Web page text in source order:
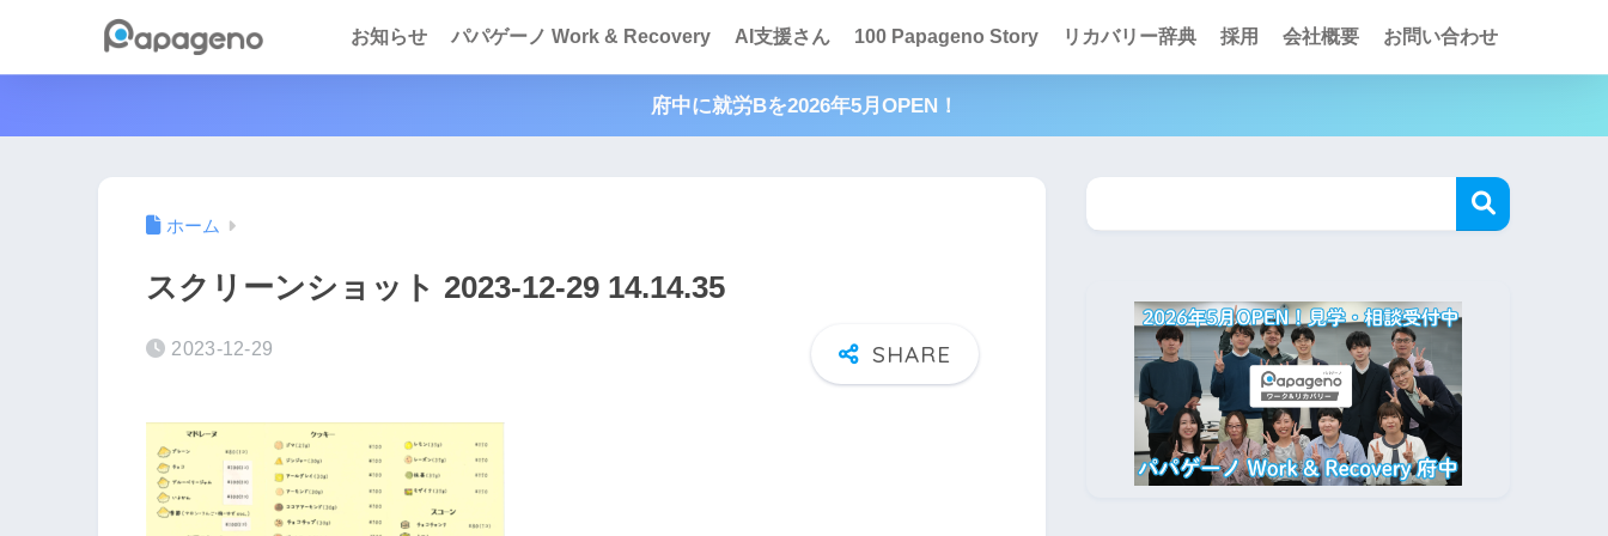
お知らせ パパゲーノ Work & Recovery AI支援さん 100 Papageno Story リカバリー辞典 採用 会社概要 お問い合わせ
府中に就労Bを2026年5月OPEN！
ホーム
スクリーンショット 2023-12-29 14.14.35
2023-12-29